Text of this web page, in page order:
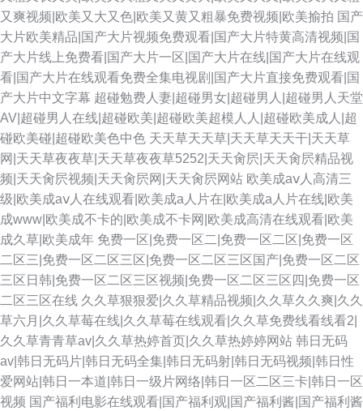
又爽视频|欧美又大又色|欧美又黄又粗暴免费视频|欧美揄拍 国产
大片欧美精品|国产大片视频免费观看|国产大片特黄高清视频|国
产大片线上免费看|国产大片一区|国产大片在线|国产大片在线观
看|国产大片在线观看免费全集电视剧|国产大片直接免费观看|国
产大片中文字幕 超碰勉费人妻|超碰男女|超碰男人|超碰男人天堂
AV|超碰男人在线|超碰欧美|超碰欧美超模人人|超碰欧美成人|超
碰欧美碰|超碰欧美色中色 天天草天天草|天天草天天干|天天草
网|天天草夜夜草|天天草夜夜草5252|天天肏屄|天天肏屄精品视
频|天天肏屄视频|天天肏屄网|天天肏屄网站 欧美成aⅴ人高清三
级|欧美成aⅴ人在线观看|欧美成a人片在|欧美成a人片在线|欧美
成www|欧美成不卡的|欧美成不卡网|欧美成高清在线观看|欧美
成久草|欧美成年 免费一区|免费一区二|免费一区二区|免费一区
二区三|免费一区二区三区|免费一区二区三区国产|免费一区二区
三区日韩|免费一区二区三区视频|免费一区二区三区四|免费一区
二区三区在线 久久草狠狠爱|久久草精品视频|久久草久久爽|久久
草六月|久久草莓在线|久久草莓在线观看|久久草免费线看线看2|
久久草青青草av|久久草热婷首页|久久草热婷婷网站 韩日无码
av|韩日无码片|韩日无码全集|韩日无码射|韩日无码视频|韩日性
爱网站|韩日一本道|韩日一级片网络|韩日一区二区三卡|韩日一区
视频 国产福利电影在线观看|国产福利观|国产福利酱|国产福利酱